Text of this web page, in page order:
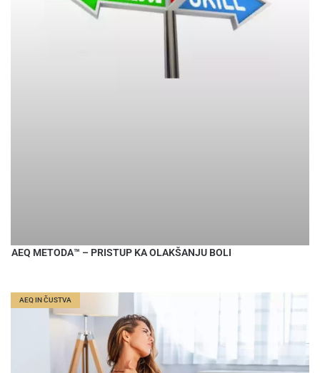
AEQ METODA™ – PRISTUP KA OLAKŠANJU BOLI
AEQ IN ČUSTVA